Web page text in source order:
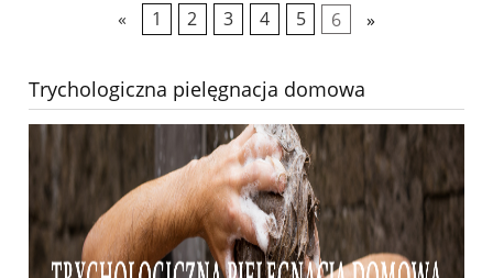
« 1 2 3 4 5 6 »
Trychologiczna pielęgnacja domowa